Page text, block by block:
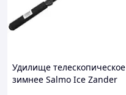
Удилище телескопическое
зимнее Salmo Ice Zander